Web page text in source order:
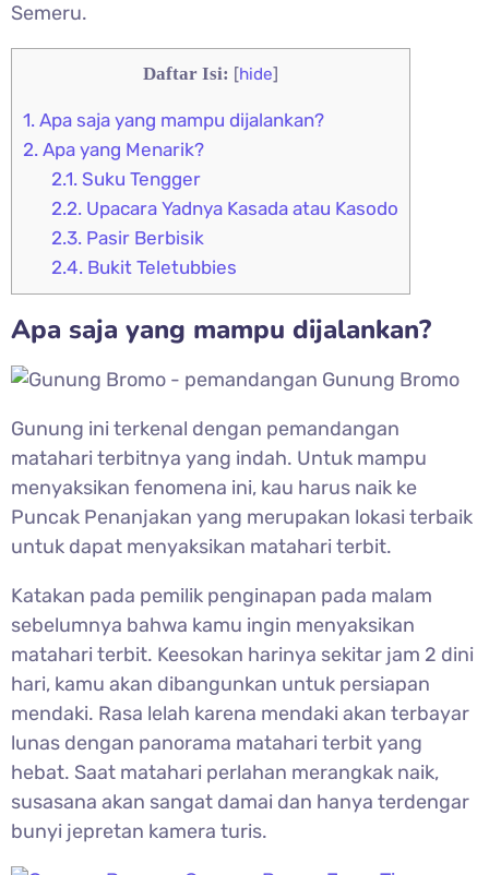
Semeru.
Daftar Isi: [hide]
1. Apa saja yang mampu dijalankan?
2. Apa yang Menarik?
2.1.Suku Tengger
2.2.Upacara Yadnya Kasada atau Kasodo
2.3.Pasir Berbisik
2.4.Bukit Teletubbies
Apa saja yang mampu dijalankan?
Gunung ini terkenal dengan pemandangan
matahari terbitnya yang indah. Untuk mampu
menyaksikan fenomena ini, kau harus naik ke
Puncak Penanjakan yang merupakan lokasi terbaik
untuk dapat menyaksikan matahari terbit.
Katakan pada pemilik penginapan pada malam
sebelumnya bahwa kamu ingin menyaksikan
matahari terbit. Keesokan harinya sekitar jam 2 dini
hari, kamu akan dibangunkan untuk persiapan
mendaki. Rasa lelah karena mendaki akan terbayar
lunas dengan panorama matahari terbit yang
hebat. Saat matahari perlahan merangkak naik,
susasana akan sangat damai dan hanya terdengar
bunyi jepretan kamera turis.